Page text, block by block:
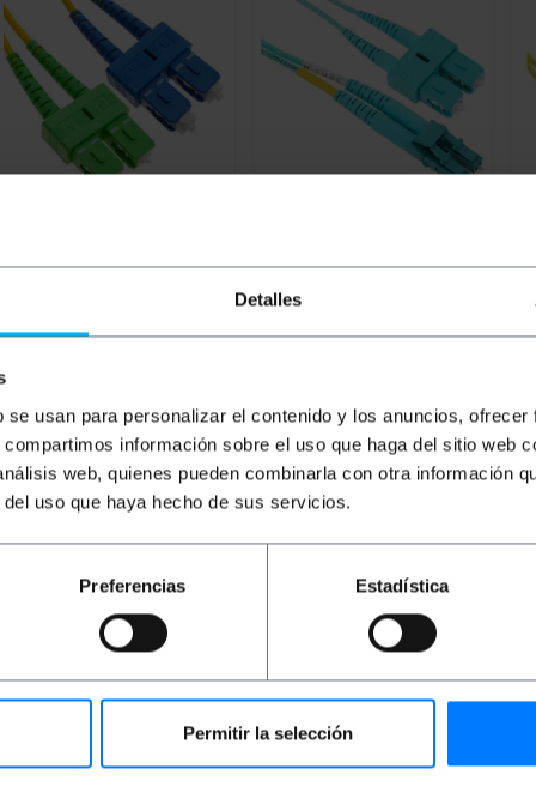
Detalles
se usan para personalizar el contenido y los anuncios,
información sobre el uso que haga del sitio web
web, quienes pueden combinarla con otra información
uso que haya hecho de sus servicios.
Preferencias Estadística
Permitir la selección
/ UPC naar SC / APC single
€
Onmiddellijke levering
REF:
FK013
Aantal
glasvezelkabel LC/PC-
SC/PC multimode duplex
50/125 van 1 m
Onmiddellijke levering
REF:
FY082
Aantal